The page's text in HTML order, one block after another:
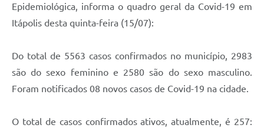
Feriados Municipais
Bairros Rurais
Epidemiológica, informa o quadro geral da Covid-19 em
Itápolis desta quinta-feira (15/07):
Do total de 5563 casos confirmados no município, 2983
são do sexo feminino e 2580 são do sexo masculino.
Foram notificados 08 novos casos de Covid-19 na cidade.
O total de casos confirmados ativos, atualmente, é 257: